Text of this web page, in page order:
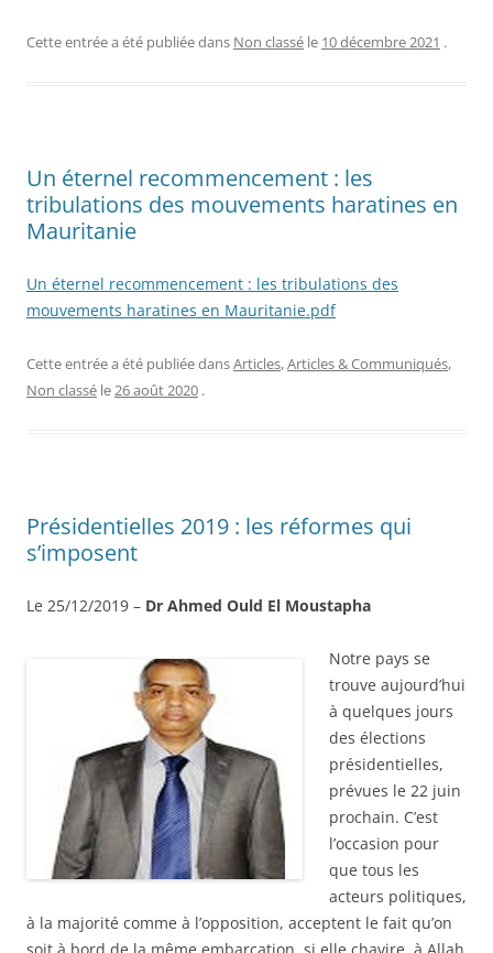
Cette entrée a été publiée dans Non classé le 10 décembre 2021 .
Un éternel recommencement : les
tribulations des mouvements haratines en
Mauritanie
Un éternel recommencement : les tribulations des
mouvements haratines en Mauritanie.pdf
Cette entrée a été publiée dansArticles,Articles & Communiqués,
Non classé le26 août 2020 .
Présidentielles 2019 : les réformes qui
s’imposent
Le 25/12/2019 – Dr Ahmed Ould El Moustapha
Notre pays se
trouve aujourd’hui
à quelques jours
des élections
présidentielles,
prévues le 22 juin
prochain. C’est
l’occasion pour
que tous les
acteurs politiques,
à la majorité comme à l’opposition, acceptent le fait qu’on